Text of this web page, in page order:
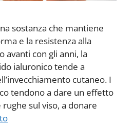
sostanza che mantiene
e la resistenza alla
avanti con gli anni, la
ialuronico tende a
cutaneo. I
tendono a dare un effetto
sul viso, a donare